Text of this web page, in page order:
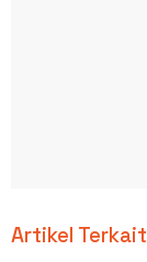
Artikel Terkait